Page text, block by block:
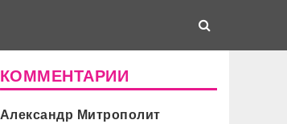
КОММЕНТАРИИ
Александр Митрополит